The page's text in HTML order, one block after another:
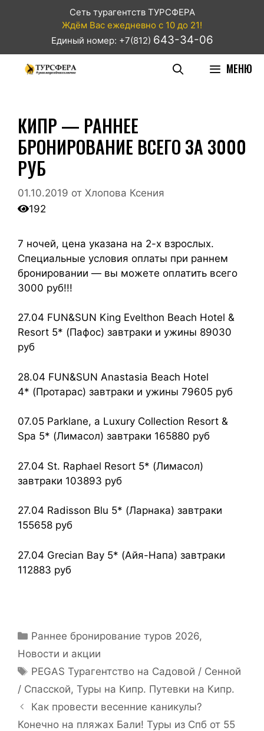
Сеть турагентств ТУРСФЕРА
Ждём Вас ежедневно с 10 до 21!
Единый номер: +7(812) 643-34-06
МЕНЮ
КИПР — РАННЕЕ
БРОНИРОВАНИЕ ВСЕГО ЗА 3000
РУБ
01.10.2019 от Хлопова Ксения
192
7 ночей, цена указана на 2-х взрослых.
Специальные условия оплаты при раннем
бронировании — вы можете оплатить всего
3000 руб!!!
27.04 FUN&SUN King Evelthon Beach Hotel &
Resort 5* (Пафос) завтраки и ужины 89030
руб
28.04 FUN&SUN Anastasia Beach Hotel
4* (Протарас) завтраки и ужины 79605 руб
07.05 Parklane, a Luxury Collection Resort &
Spa 5* (Лимасол) завтраки 165880 руб
27.04 St. Raphael Resort 5* (Лимасол)
завтраки 103893 руб
27.04 Radisson Blu 5* (Ларнака) завтраки
155658 руб
27.04 Grecian Bay 5* (Айя-Напа) завтраки
112883 руб
Раннее бронирование туров 2026,
Новости и акции
PEGAS Турагентство на Садовой / Сенной
/ Спасской, Туры на Кипр. Путевки на Кипр.
Как провести весенние каникулы?
Конечно на пляжах Бали! Туры из Спб от 55